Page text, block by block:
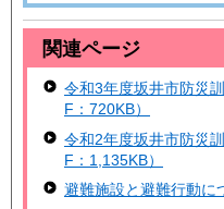
関連ページ
令和3年度坂井市防災
F：720KB）
令和2年度坂井市防災
F：1,135KB）
避難施設と避難行動に